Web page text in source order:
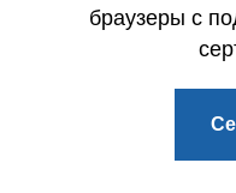
браузеры с